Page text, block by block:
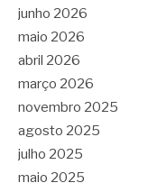
junho 2026
maio 2026
abril 2026
março 2026
novembro 2025
agosto 2025
julho 2025
maio 2025